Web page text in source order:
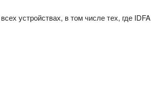
устройствах, в том числе тех, где IDFA